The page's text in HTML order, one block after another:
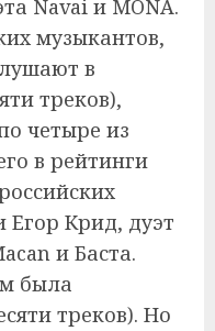
Navai и MONA.
музыкантов,
в
треков),
четыре из
в рейтинги
Егор Крид, дуэт
и Баста.
была
треков). Но